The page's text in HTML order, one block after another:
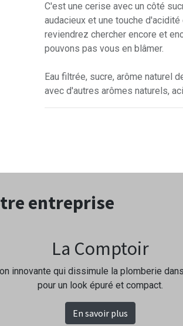
C'est une cerise avec un côté
audacieux et une touche d'acidité
reviendrez chercher encore et
pouvons pas vous en blâmer.
Eau filtrée, sucre, arôme naturel
avec d'autres arômes naturels,
entreprise
La Comptoir
innovante qui dissimule la plomberie
pour un look épuré et compact.
En savoir plus